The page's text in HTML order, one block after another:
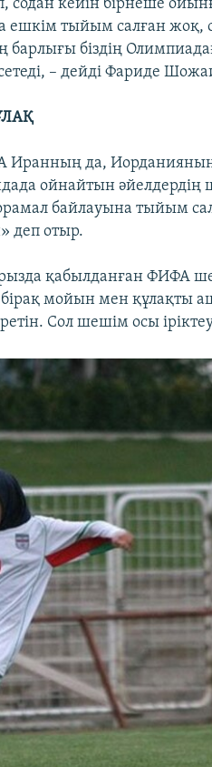
содан кейін бірнеше
ешкім тыйым салған жоқ,
біздің
– дейді Фариде
да, Иорданияның
ойнайтын
байлауына тыйым
деп отыр.
қабылданған ФИФА
бірақ мойын мен құлақты
Сол шешім осы